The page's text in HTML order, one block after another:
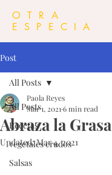
OTRA
ESPECIA
Post
All Posts
Recetas
vegetales crudos
Salsas
All Posts
Abraza la Grasa
Paola Reyes
Mar 1, 2021 6 min read
Updated:Mar 4, 2021